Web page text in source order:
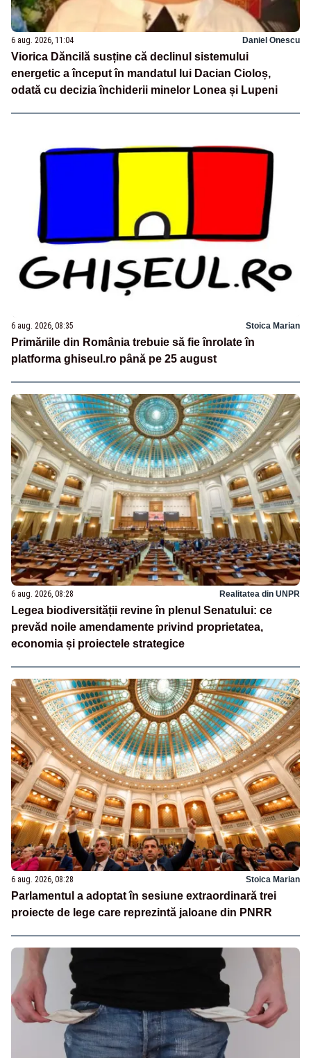
6 aug. 2026, 11:04 Daniel Onescu
Viorica Dăncilă susține că declinul sistemului
energetic a început în mandatul lui Dacian Cioloș,
odată cu decizia închiderii minelor Lonea și Lupeni
6 aug. 2026, 08:35 Stoica Marian
Primăriile din România trebuie să fie înrolate în
platforma ghiseul.ro până pe 25 august
6 aug. 2026, 08:28 Realitatea din UNPR
Legea biodiversității revine în plenul Senatului: ce
prevăd noile amendamente privind proprietatea,
economia și proiectele strategice
6 aug. 2026, 08:28 Stoica Marian
Parlamentul a adoptat în sesiune extraordinară trei
proiecte de lege care reprezintă jaloane din PNRR